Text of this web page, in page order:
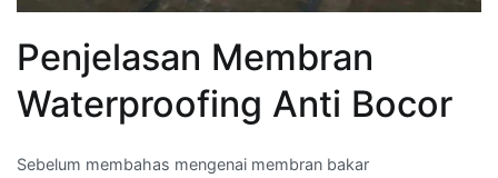
Penjelasan Membran
Waterproofing Anti Bocor
Sebelum membahas mengenai membran bakar